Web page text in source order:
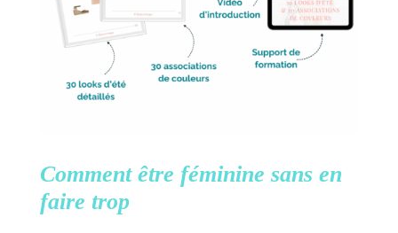
Comment être féminine sans en
faire trop